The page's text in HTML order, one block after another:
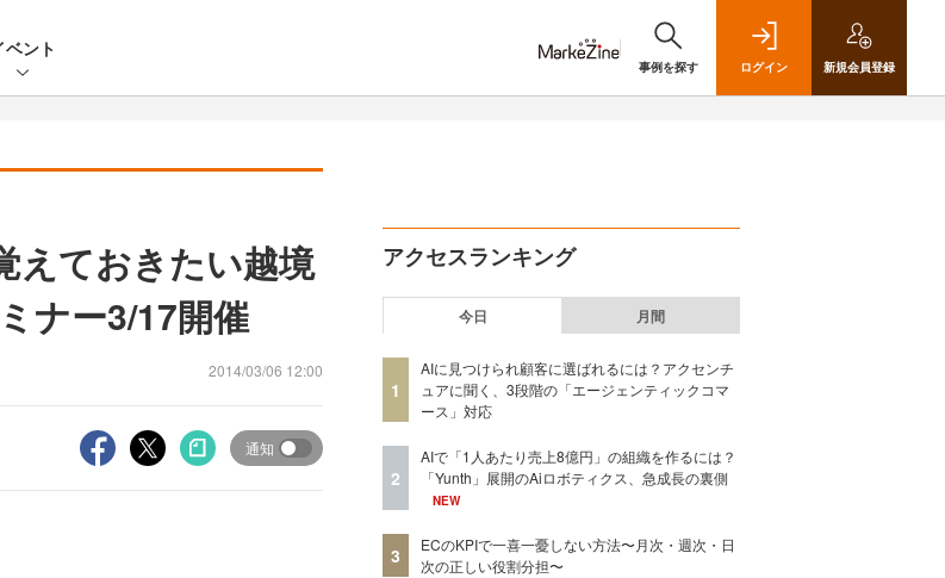
ベント
事例を探す ログイン 新規会員登録
えておきたい越境
ナー3/17開催
2014/03/06 12:00
通知
アクセスランキング
今日 月間
1
AIに見つけられ顧客に選ばれるには？アクセンチ
ュアに聞く、3段階の「エージェンティックコマ
ース」対応
2
AIで「1人あたり売上8億円」の組織を作るには？
「Yunth」展開のAiロボティクス、急成長の裏側
NEW
3
ECのKPIで一喜一憂しない方法〜月次・週次・日
次の正しい役割分担〜